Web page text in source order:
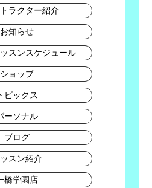
ラクター紹介
お知らせ
スンスケジュール
ショップ
ピックス
ーソナル
ブログ
スン紹介
橋学園店